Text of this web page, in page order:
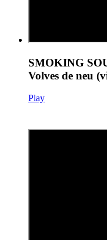
SMOKING
Volves de neu
Play